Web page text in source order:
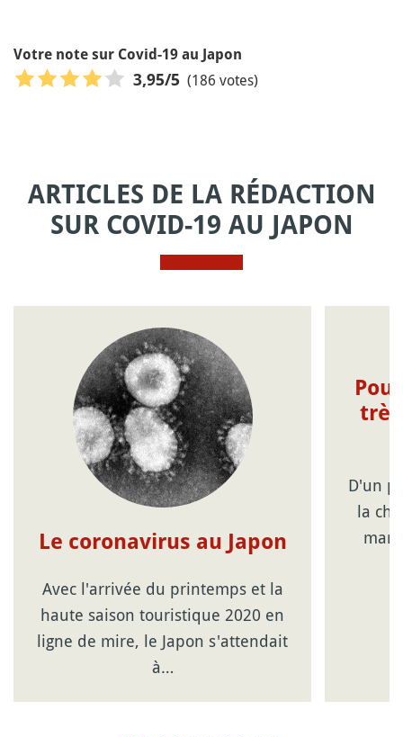
Votre note sur Covid-19 au Japon
3,95/5 (186 votes)
ARTICLES DE LA RÉDACTION
SUR COVID-19 AU JAPON
Le coronavirus au Japon
Avec l'arrivée du printemps et la
haute saison touristique 2020 en
ligne de mire, le Japon s'attendait
à…
D'un
la